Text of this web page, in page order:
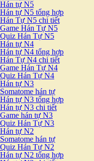
Hán tự N5
Hán tự N5 tổng hợp
Hán Tự N5 chi tiết
Game Hán Tự N5
Quiz Hán Tự N5
Hán tự N4
Hán tự N4 tổng hợp
Hán Tự N4 chi tiết
Game Hán Tự N4
Quiz Hán Tự N4
Hán tự N3
Somatome hán tự
Hán tự N3 tổng hợp
Hán tự N3 chi tiết
Game hán tự N3
Quiz Hán Tự N3
Hán tự N2
Somatome hán tự
Quiz Hán Tự N2
Hán tự N2 tổng hợp